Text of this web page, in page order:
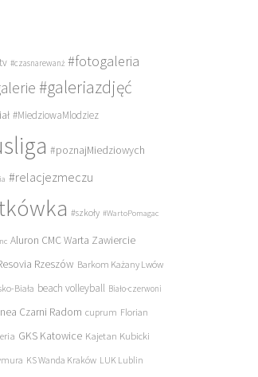
#czasnarewanż #fotogaleria
#galeriazdjęć
#MiedziowaMlodziez
#poznajMiedziowych
#relacjezmeczu
#szkoły #WartoPomagac
Aluron CMC Warta Zawiercie
Rzeszów Barkom Każany Lwów
Biała beach volleyball Biało-czerwoni
Czarni Radom cuprum Florian
GKS Katowice Kajetan Kubicki
KS Wanda Kraków LUK Lublin